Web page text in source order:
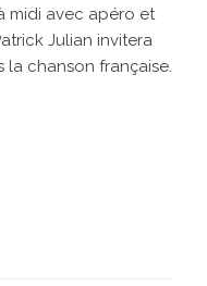
midi avec apéro et
Julian invitera
chanson française.